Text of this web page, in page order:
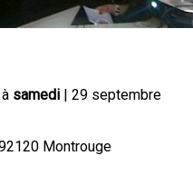
samedi | 29 septembre
Montrouge